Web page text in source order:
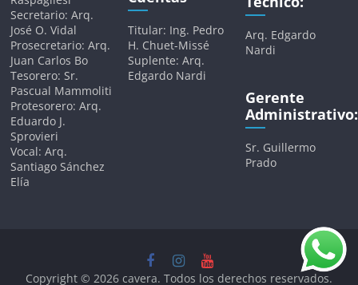
Secretario: Arq.
José O. Vidal
Prosecretario: Arq.
Juan Carlos Bo
Tesorero: Sr.
Pascual Mammoliti
Protesorero: Arq.
Eduardo J.
Sprovieri
Vocal: Arq.
Santiago Sánchez
Elía
Titular: Ing. Pedro
H. Chuet-Missé
Suplente: Arq.
Edgardo Nardi
Arq. Edgardo
Nardi
Gerente
Administrativo:
Sr. Guillermo
Prado
Copyright © 2026 cavera. Todos los derechos reservados.